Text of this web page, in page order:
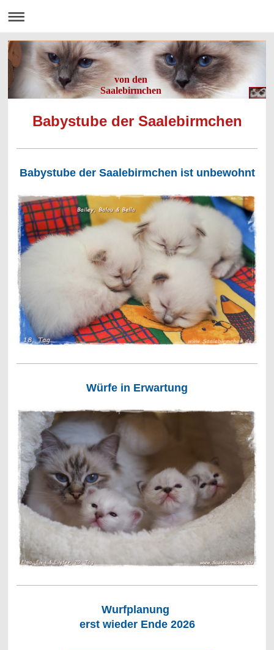
von den
Saalebirmchen
Babystube der Saalebirmchen
Babystube der Saalebirmchen ist unbewohnt
Würfe in Erwartung
Wurfplanung
erst wieder Ende 2026